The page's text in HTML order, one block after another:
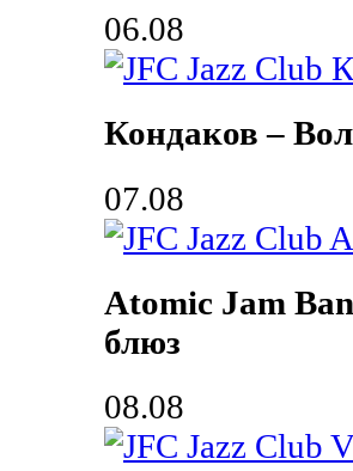
06.08
Кондаков –
07.08
Atomic Jam
блюз
08.08